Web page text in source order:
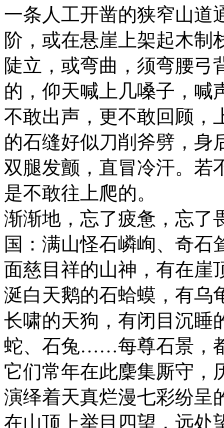
一条人工开凿的狭窄山道
阶，或在悬崖上架起木制
陡立，或弯曲，须弯腰弓
的，仰天喊上几嗓子，喊
不敢出声，更不敢回顾，
的石缝好似刀削斧劈，身
双腿发颤，直冒冷汗。若
是不敢往上爬的。
渐渐地，忘了疲惫，忘了
国：满山怪石嶙峋、奇石
面慈目祥的山神，有在崖
涎白天鹅的石蛤蟆，有乌
长啸的天狗，有闭目沉睡
蛇、石兔……每尊石景，
它们常年在此麇集厮守，
演绎着天真烂漫七彩纷呈
在山顶上举目四望，远处